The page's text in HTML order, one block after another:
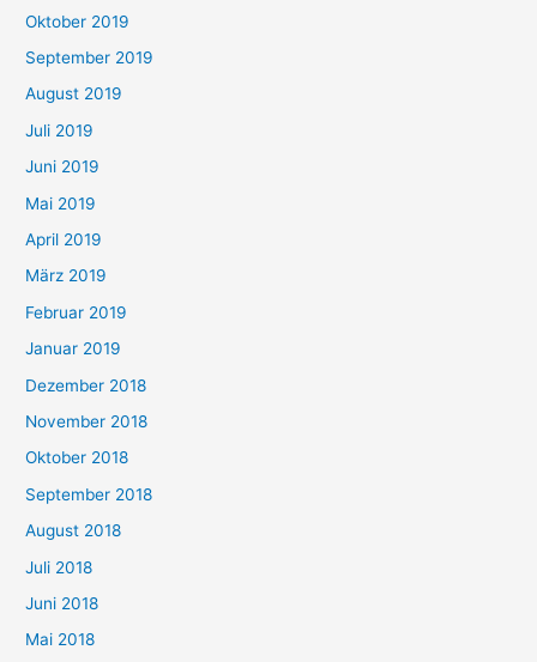
Oktober 2019
September 2019
August 2019
Juli 2019
Juni 2019
Mai 2019
April 2019
März 2019
Februar 2019
Januar 2019
Dezember 2018
November 2018
Oktober 2018
September 2018
August 2018
Juli 2018
Juni 2018
Mai 2018